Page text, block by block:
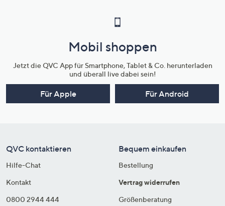
Mobil shoppen
Jetzt die QVC App für Smartphone, Tablet & Co. herunterladen
und überall live dabei sein!
Für Apple Für Android
QVC kontaktieren
Hilfe-Chat
Kontakt
0800 2944 444
Bequem einkaufen
Bestellung
Vertrag widerrufen
Größenberatung